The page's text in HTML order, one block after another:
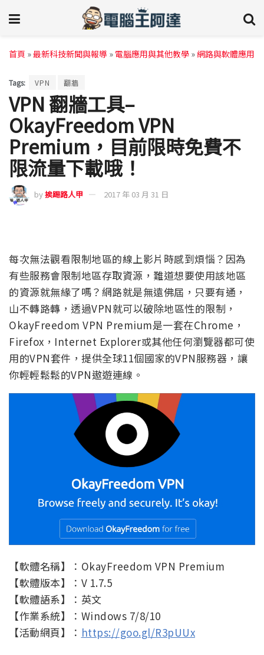
首頁 »最新科技新聞與報導 » 電腦應用與其他教學 »網路與軟體應用
Tags: VPN 翻牆
VPN 翻牆工具–
OkayFreedom VPN
Premium，目前限時免費不
限流量下載哦！
by挨踢路人甲 2017 年 03 月 31 日
每次無法觀看限制地區的線上影片時感到煩惱？因為
有些服務會限制地區存取資源，難道想要使用該地區
的資源就無緣了嗎？網路就是無遠佛屆，只要有通，
山不轉路轉，透過VPN就可以破除地區性的限制，
OkayFreedom VPN Premium是一套在Chrome，
Firefox，Internet Explorer或其他任何瀏覽器都可使
用的VPN套件，提供全球11個國家的VPN服務器，讓
你輕輕鬆鬆的VPN遨遊連線。
【軟體名稱】：OkayFreedom VPN Premium
【軟體版本】：V 1.7.5
【軟體語系】：英文
【作業系統】：Windows 7/8/10
【活動網頁】： https://goo.gl/R3pUUx